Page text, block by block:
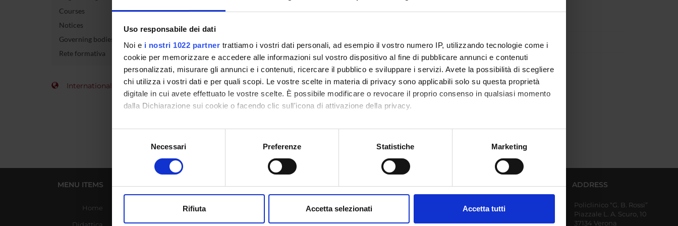
Uso responsabile dei dati
Noi e i nostri 1022 partner trattiamo i vostri dati personali, ad esempio il vostro numero IP, utilizzando tecnologie come i
cookie per memorizzare e accedere alle informazioni sul vostro dispositivo al fine di pubblicare annunci e contenuti
personalizzati, misurare gli annunci e i contenuti, ricercare il pubblico e sviluppare i servizi. Avete la possibilità di scegliere
chi utilizza i vostri dati e per quali scopi. Le vostre scelte in materia di privacy sono applicabili solo su questa proprietà
digitale in cui avete effettuato le vostre scelte. È possibile modificare o revocare il proprio consenso in qualsiasi momento
dalla Dichiarazione sui cookie o facendo clic sull'icona di attivazione della privacy.
Con il tuo consenso, vorremmo anche:
raccogliere informazioni sulla tua posizione geografica, con un'approssimazione di qualche metro,
digitali).
modificare o ritirare il tuo consenso in qualsiasi momento dalla Dichiarazione sui cookie.
Necessari Preferenze Statistiche Marketing
Rifiuta Accetta selezionati Accetta tutti
Courses
Notices
Governing bodies
Rete formativa
International Students
Academic sector MED/30 - MALATTIE APPARATO VISIVO
MENU ITEMS
Home
USEFUL LINKS
Azienda Ospedaliera
AFFERENT DEPARTMENTS
Diagnostics and Public
ADDRESS
Policlinico “G. B. Rossi”
Piazzale L. A. Scuro, 10
37134 Verona